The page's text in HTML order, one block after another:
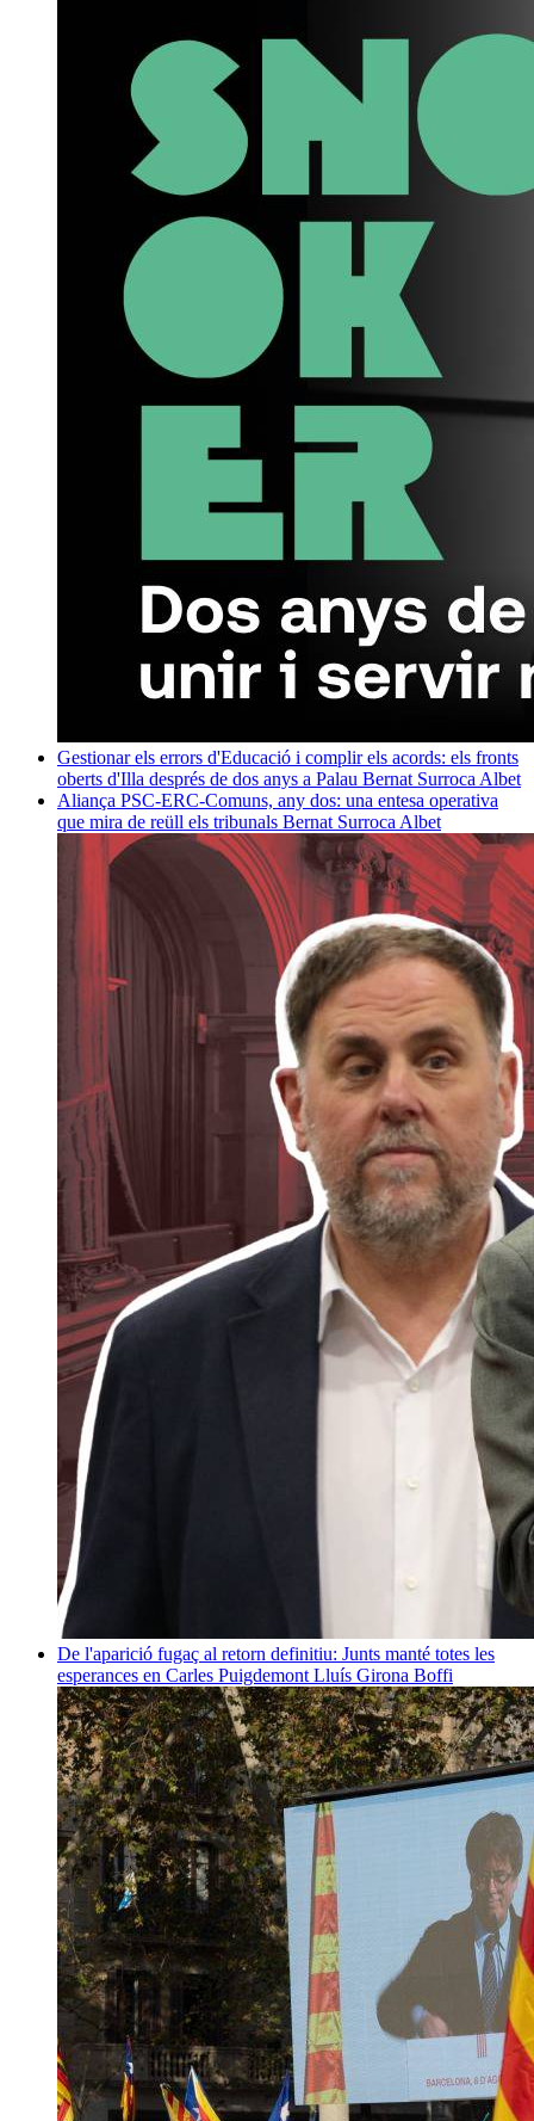
Gestionar els errors d'Educació i complir els acords: els fronts
oberts d'Illa després de dos anys a Palau Bernat Surroca Albet
Aliança PSC-ERC-Comuns, any dos: una entesa operativa
que mira de reüll els tribunals Bernat Surroca Albet
De l'aparició fugaç al retorn definitiu: Junts manté totes les
esperances en Carles Puigdemont Lluís Girona Boffi